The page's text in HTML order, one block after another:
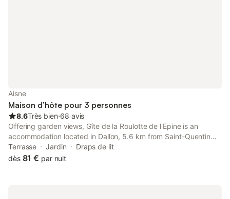
Aisne
Maison d’hôte pour 3 personnes
8.6Très bien⋅68 avis
Offering garden views, Gîte de la Roulotte de l'Epine is an
accommodation located in Dallon, 5.6 km from Saint-Quentin
Train Station and 44 km from Matisse Museum. This property
offers access to a terrace and free private parking.
Terrasse Jardin
Draps de lit
dès 81 € par nuit